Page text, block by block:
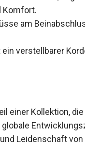
am
verstellbarer
einer Kollektion,
globale
und Leidenschaft